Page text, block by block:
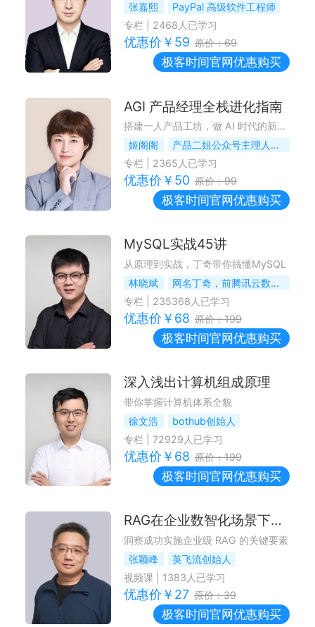
张嘉熙
PayPal 高级软件工程师
专栏
2468 人已学习
优惠价￥ 59 原价：69
极客时间官网优惠购买
AGI 产品经理全栈进化指南
搭建一人产品工坊，做 AI 时代的新型 PM
姬阁阁
产品二姐公众号主理人，chat2API 创始人
专栏
2365 人已学习
优惠价￥ 50 原价：99
极客时间官网优惠购买
MySQL实战45讲
从原理到实战，丁奇带你搞懂MySQL
林晓斌
网名丁奇，前腾讯云数据库负责人
专栏
235368 人已学习
优惠价￥ 68 原价：199
极客时间官网优惠购买
深入浅出计算机组成原理
带你掌握计算机体系全貌
徐文浩
bothub创始人
专栏
72929 人已学习
优惠价￥ 68 原价：199
极客时间官网优惠购买
RAG在企业数智化场景下的设计与改进
洞察成功实施企业级 RAG 的关键要素
张颖峰
英飞流创始人
视频课| 1383 人已学习
优惠价￥ 27 原价：39
极客时间官网优惠购买